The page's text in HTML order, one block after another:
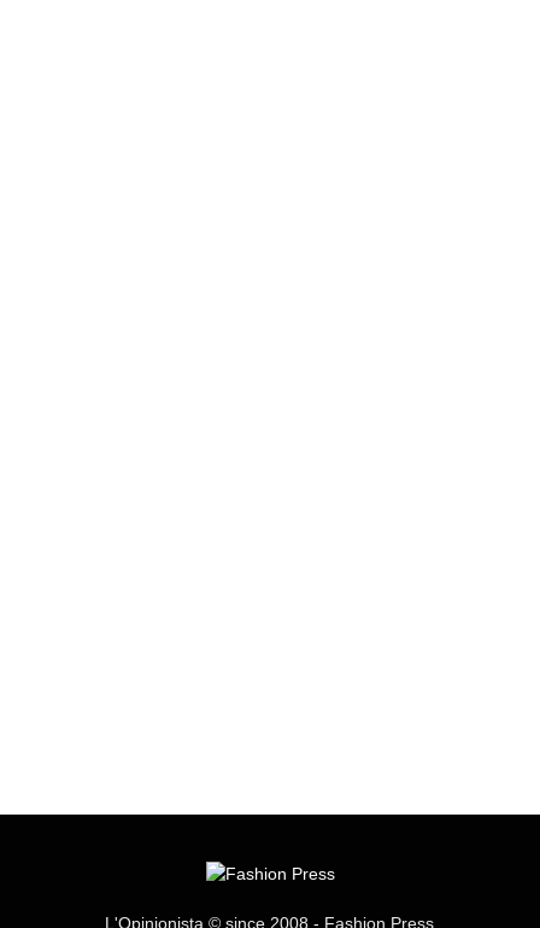
L'Opinionista © since 2008 - Fashion Press